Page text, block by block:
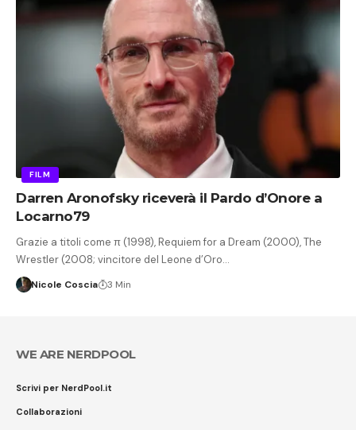
FILM
Darren Aronofsky riceverà il Pardo d’Onore a
Locarno79
Grazie a titoli come π (1998), Requiem for a Dream (2000), The
Wrestler (2008; vincitore del Leone d’Oro…
Nicole Coscia 3 Min
WE ARE NERDPOOL
Scrivi per NerdPool.it
Collaborazioni